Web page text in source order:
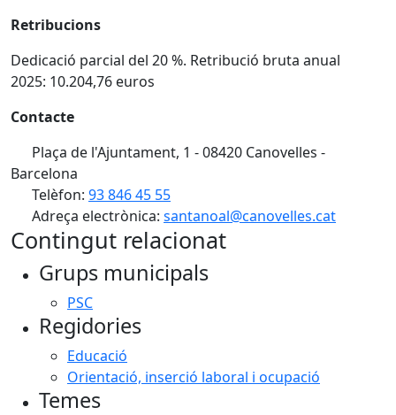
Retribucions
Dedicació parcial del 20 %. Retribució bruta anual
2025: 10.204,76 euros
Contacte
Plaça de l'Ajuntament, 1 - 08420 Canovelles -
Barcelona
Telèfon: 93 846 45 55
Adreça electrònica: santanoal@canovelles.cat
Contingut relacionat
Grups municipals
PSC
Regidories
Educació
Orientació, inserció laboral i ocupació
Temes